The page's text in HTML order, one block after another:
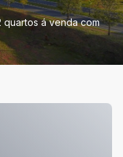
quartos á venda com